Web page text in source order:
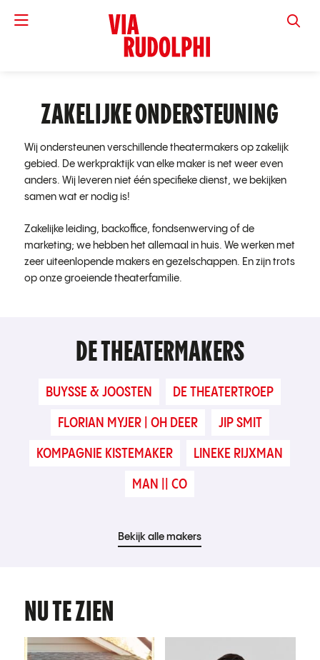
VIA
ZAKELIJKE ONDERSTEUNING
Wij ondersteunen verschillende theatermakers op zakelijk
gebied. De werkpraktijk van elke maker is net weer even
anders. Wij leveren niet één specifieke dienst, we bekijken
samen wat er nodig is!
Zakelijke leiding, backoffice, fondsenwerving of de
marketing; we hebben het allemaal in huis. We werken met
zeer uiteenlopende makers en gezelschappen. En zijn trots
op onze groeiende theaterfamilie.
DE THEATERMAKERS
BUYSSE & JOOSTEN
DE THEATERTROEP
FLORIAN MYJER | OH DEER
JIP SMIT
KOMPAGNIE KISTEMAKER
LINEKE RIJXMAN
MAN || CO
Bekijk alle makers
NU TE ZIEN